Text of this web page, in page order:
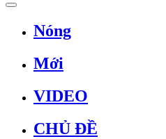
Nóng
Mới
VIDEO
CHỦ ĐỀ